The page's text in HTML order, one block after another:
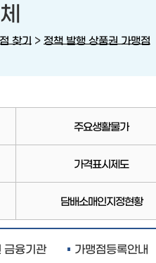
찾기 > 정책 발행 상품권 가맹점
주요생활물가
가격표시제도
담배소매인지정현황
금융기관 가맹점등록안내